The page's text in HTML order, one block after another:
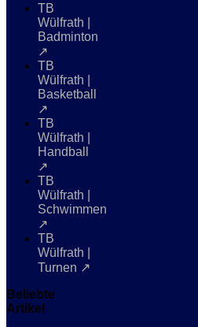
TB
Wülfrath |
Badminton
↗
TB
Wülfrath |
Basketball
↗
TB
Wülfrath |
Handball
↗
TB
Wülfrath |
Schwimmen
↗
TB
Wülfrath |
Turnen ↗
Beliebte
Artikel